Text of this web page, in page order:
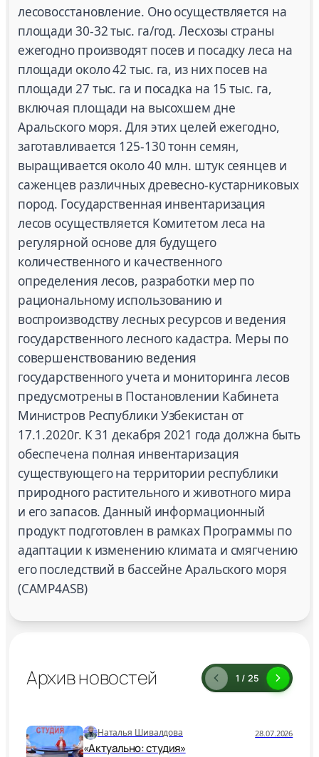
лесовосстановление. Оно осуществляется на
площади 30-32 тыс. га/год. Лесхозы страны
ежегодно производят посев и посадку леса на
площади около 42 тыс. га, из них посев на
площади 27 тыс. га и посадка на 15 тыс. га,
включая площади на высохшем дне
Аральского моря. Для этих целей ежегодно,
заготавливается 125-130 тонн семян,
выращивается около 40 млн. штук сеянцев и
саженцев различных древесно-кустарниковых
пород. Государственная инвентаризация
лесов осуществляется Комитетом леса на
регулярной основе для будущего
количественного и качественного
определения лесов, разработки мер по
рациональному использованию и
воспроизводству лесных ресурсов и ведения
государственного лесного кадастра. Меры по
совершенствованию ведения
государственного учета и мониторинга лесов
предусмотрены в Постановлении Кабинета
Министров Республики Узбекистан от
17.1.2020г. К 31 декабря 2021 года должна быть
обеспечена полная инвентаризация
существующего на территории республики
природного растительного и животного мира
и его запасов. Данный информационный
продукт подготовлен в рамках Программы по
адаптации к изменению климата и смягчению
его последствий в бассейне Аральского моря
(CAMP4ASB)
Архив новостей 1 / 25
Наталья Шивалдова 28.07.2026
«Актуально: студия»